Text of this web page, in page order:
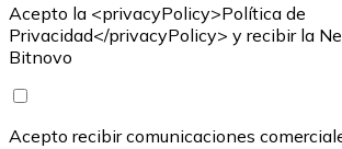
Acepto la <privacyPolicy>Política de
Privacidad</privacyPolicy> y recibir la
Bitnovo
Acepto recibir comunicaciones